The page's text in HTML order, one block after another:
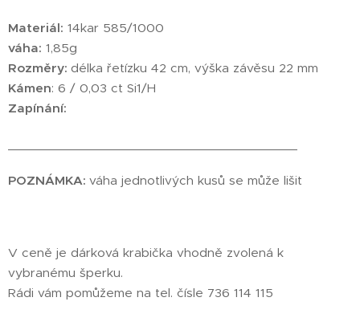
Materiál: 14kar 585/1000
váha: 1,85g
Rozměry: délka řetízku 42 cm, výška závěsu 22 mm
Kámen: 6 / 0,03 ct Si1/H
Zapínání:
POZNÁMKA: váha jednotlivých kusů se může lišit
V ceně je dárková krabička vhodně zvolená k
vybranému šperku.
Rádi vám pomůžeme na tel. čísle 736 114 115